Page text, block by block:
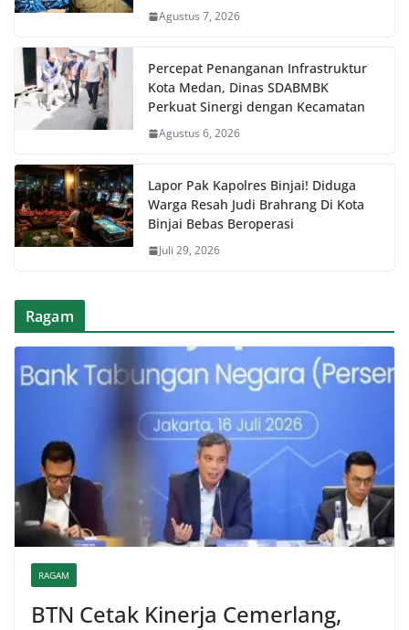
Agustus 7, 2026
Percepat Penanganan Infrastruktur
Kota Medan, Dinas SDABMBK
Perkuat Sinergi dengan Kecamatan
Agustus 6, 2026
Lapor Pak Kapolres Binjai! Diduga
Warga Resah Judi Brahrang Di Kota
Binjai Bebas Beroperasi
Juli 29, 2026
Ragam
RAGAM
BTN Cetak Kinerja Cemerlang,